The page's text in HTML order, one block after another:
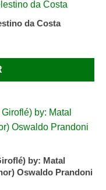
da Costa
by: Matal
Oswaldo Prandoni